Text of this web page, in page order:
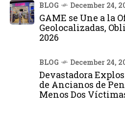
BLOG December 24,
GAME se Une a la
Geolocalizadas,
2026
BLOG December 24,
Devastadora
de Ancianos de
Menos Dos